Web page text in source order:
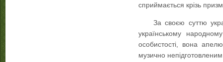
сприймається крізь
За своєю суттю
українському
особистості, вона
музично